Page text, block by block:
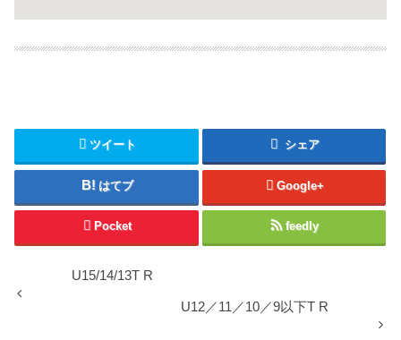
ツイート シェア
はてブ Google+
Pocket feedly
U15/14/13T R
U12／11／10／9以下T R